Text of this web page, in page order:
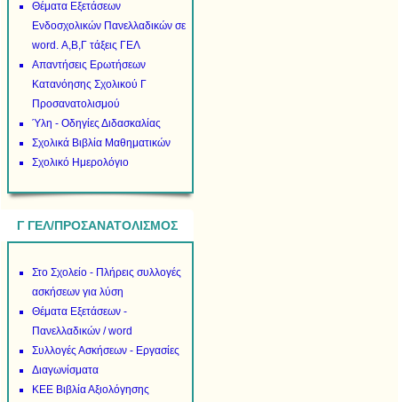
Θέματα Εξετάσεων
Ενδοσχολικών Πανελλαδικών σε
word. Α,Β,Γ τάξεις ΓΕΛ
Απαντήσεις Ερωτήσεων
Κατανόησης Σχολικού Γ
Προσανατολισμού
Ύλη - Οδηγίες Διδασκαλίας
Σχολικά Βιβλία Μαθηματικών
Σχολικό Ημερολόγιο
Γ ΓΕΛ/ΠΡΟΣΑΝΑΤΟΛΙΣΜΟΣ
Στο Σχολείο - Πλήρεις συλλογές
ασκήσεων για λύση
Θέματα Εξετάσεων -
Πανελλαδικών / word
Συλλογές Ασκήσεων - Εργασίες
Διαγωνίσματα
ΚΕΕ Βιβλία Αξιολόγησης